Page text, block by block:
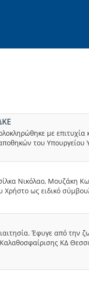
με
του Υπουργείου
Νικόλαο, Μουζάκη
Χρήστο ως ειδικό
Έφυγε από
ΚΔ